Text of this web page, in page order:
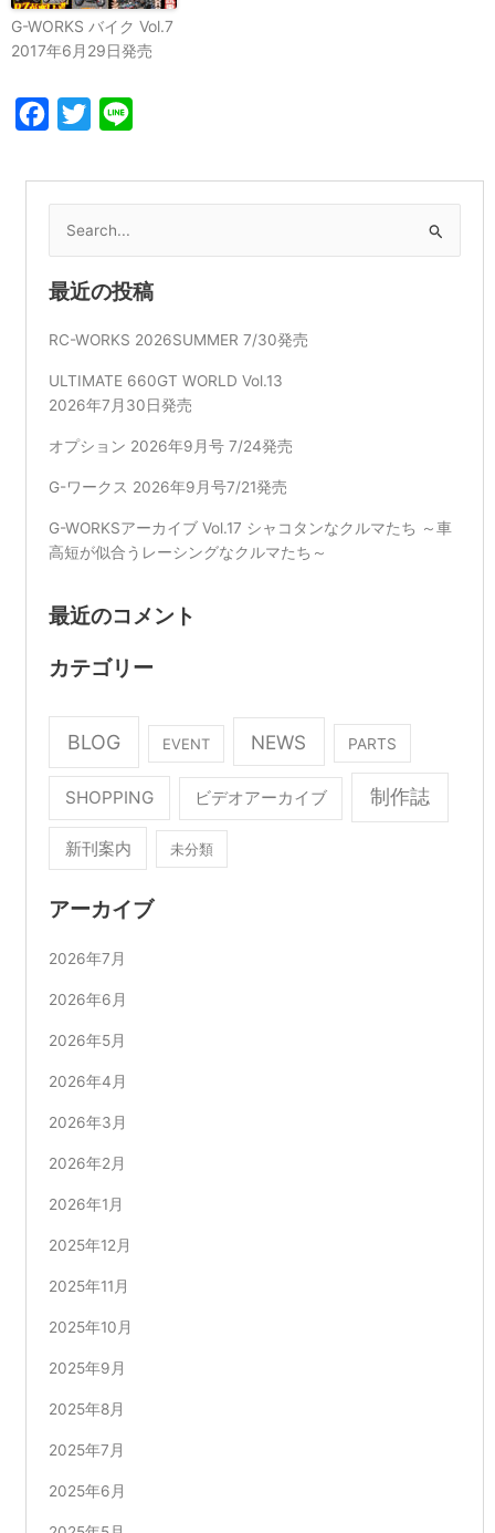
G-WORKS バイク Vol.7
2017年6月29日発売
Facebook
Twitter
索
対
象:
最近の投稿
RC-WORKS 2026SUMMER 7/30発売
ULTIMATE 660GT WORLD Vol.13
2026年7月30日発売
オプション 2026年9月号 7/24発売
G-ワークス 2026年9月号7/21発売
G-WORKSアーカイブ Vol.17 シャコタンなクルマたち ～車
高短が似合うレーシングなクルマたち～
最近のコメント
カテゴリー
BLOG EVENT NEWS PARTS
SHOPPING ビデオアーカイブ 制作誌
新刊案内 未分類
アーカイブ
2026年7月
2026年6月
2026年5月
2026年4月
2026年3月
2026年2月
2026年1月
2025年12月
2025年11月
2025年10月
2025年9月
2025年8月
2025年7月
2025年6月